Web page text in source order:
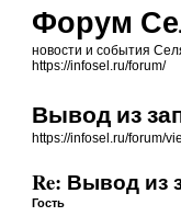
Форум
новости и события
https://infosel.ru/forum/
Вывод из
https://infosel.ru/forum/
Re: Вывод из
Гость